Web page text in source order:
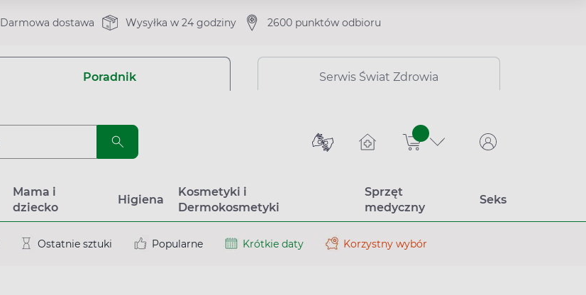
Darmowa dostawa Wysyłka w 24 godziny 2600 punktów odbioru
Poradnik Serwis Świat Zdrowia
sztuk
Mama i
dziecko
Higiena
Kosmetyki i
Dermokosmetyki
Sprzęt
medyczny
Seks
Ostatnie sztuki Popularne Krótkie daty Korzystny wybór